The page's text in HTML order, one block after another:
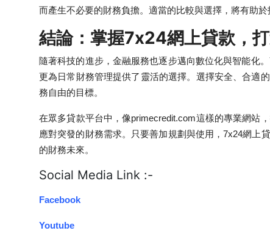
而產生不必要的財務負擔。適當的比較與選擇，將有助
結論：掌握7x24網上貸款，
隨著科技的進步，金融服務也逐步邁向數位化與智能化
更為日常財務管理提供了靈活的選擇。選擇安全、合適
務自由的目標。
在眾多貸款平台中，像primecredit.com這樣的專業網站
應對突發的財務需求。只要善加規劃與使用，7x24網上
的財務未來。
Social Media Link :-
Facebook
Youtube